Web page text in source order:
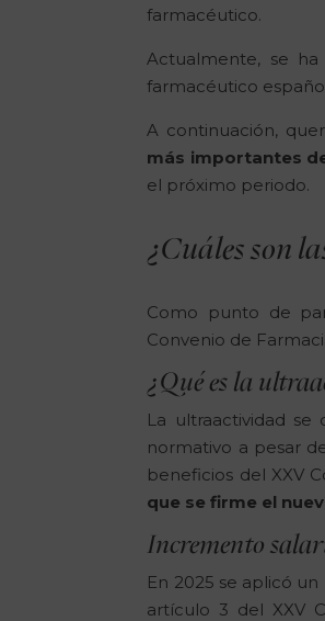
farmacéutico.
Actualmente, se
farmacéutico
A continuación,
más importantes
el próximo periodo.
¿Cuáles son
Como punto de
Convenio de
¿Qué es la
La ultraactividad
normativo a pesar
beneficios del XXV
que se firme el
Incremento
En 2025 se aplicó un
artículo 3 del XXV